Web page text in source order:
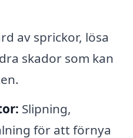
av sprickor, lösa
skador som kan
Slipning,
för att förnya